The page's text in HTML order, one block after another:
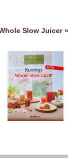
Slow Juicer